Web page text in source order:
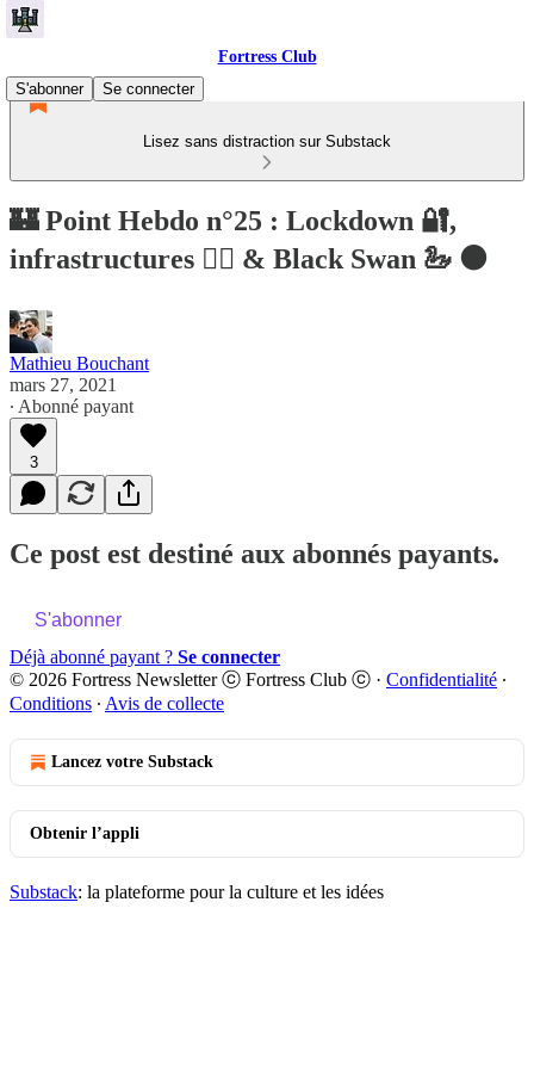
Fortress Club
S'abonner
Se connecter
Lisez sans distraction sur Substack
🏰 Point Hebdo n°25 : Lockdown 🔐,
infrastructures 👷‍♂️ & Black Swan 🦢 ⚫️
Mathieu Bouchant
mars 27, 2021
∙ Abonné payant
3
Ce post est destiné aux abonnés payants.
S'abonner
Déjà abonné payant ? Se connecter
© 2026 Fortress Newsletter ⓒ Fortress Club ⓒ · Confidentialité ∙
Conditions ∙ Avis de collecte
Lancez votre Substack
Obtenir l’appli
Substack: la plateforme pour la culture et les idées